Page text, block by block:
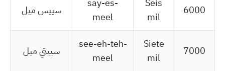
6000
Seis
mil
say-es-
meel
سييس ميل
7000
Siete
mil
see-eh-teh-
meel
سييتي ميل